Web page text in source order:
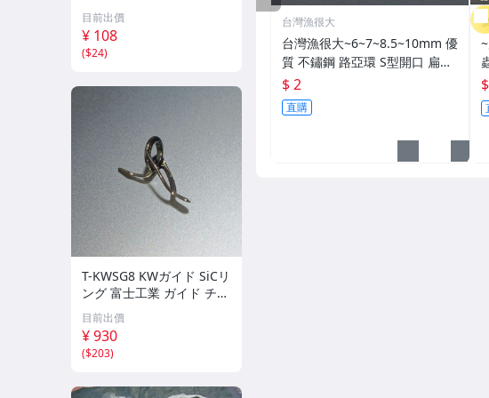
台灣漁很大
台灣漁很大~6~7~8.5~10mm 優
質 不鏽鋼 路亞環 S型開口 扁平
$ 2
直購
ブラック
目前出價
¥ 108
($24)
T-KWSG8 KWガイド SiCリ
ング 富士工業 ガイド チタ
ンフレーム
目前出價
¥ 930
($203)